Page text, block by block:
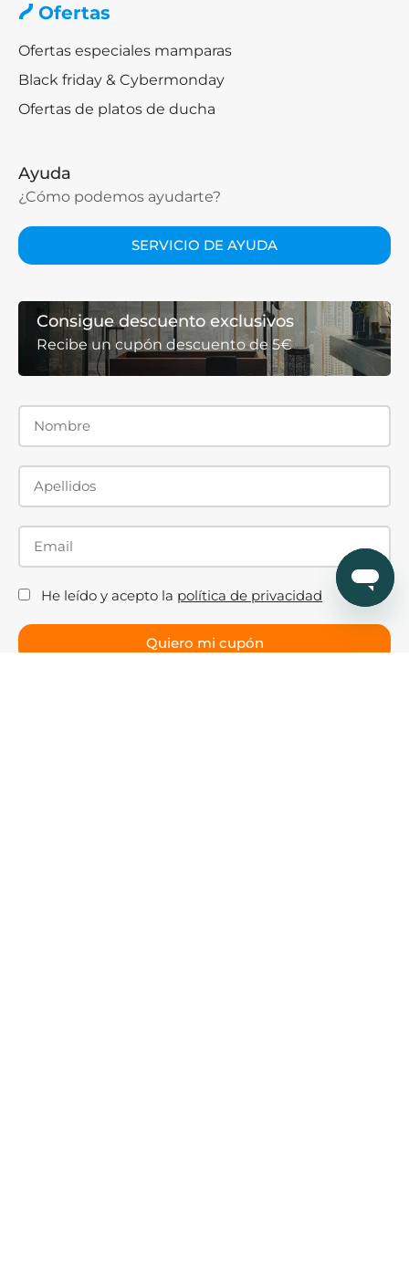
Ofertas
Ofertas especiales mamparas
Black friday & Cybermonday
Ofertas de platos de ducha
Ayuda
¿Cómo podemos ayudarte?
SERVICIO DE AYUDA
Consigue descuento exclusivos
Recibe un cupón descuento de 5€
He leído y acepto la política de privacidad